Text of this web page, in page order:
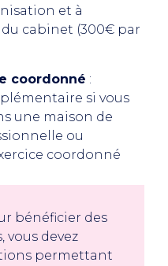
et à
cabinet (300€ par
coordonné :
si vous
une maison de
ou
coordonné
bénéficier des
devez
permettant